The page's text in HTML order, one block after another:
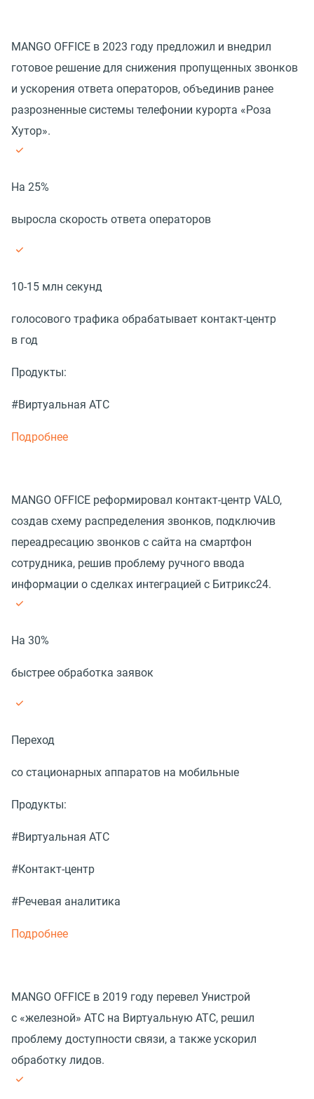
MANGO OFFICE в 2023 году предложил и внедрил
готовое решение для снижения пропущенных звонков
и ускорения ответа операторов, объединив ранее
разрозненные системы телефонии курорта «Роза
Хутор».
На 25%
выросла скорость ответа операторов
10-15 млн секунд
голосового трафика обрабатывает контакт-центр
в год
Продукты:
#Виртуальная АТС
Подробнее
MANGO OFFICE реформировал контакт-центр VALO,
создав схему распределения звонков, подключив
переадресацию звонков с сайта на смартфон
сотрудника, решив проблему ручного ввода
информации о сделках интеграцией с Битрикс24.
На 30%
быстрее обработка заявок
Переход
со стационарных аппаратов на мобильные
Продукты:
#Виртуальная АТС
#Контакт-центр
#Речевая аналитика
Подробнее
MANGO OFFICE в 2019 году перевел Унистрой
с «железной» АТС на Виртуальную АТС, решил
проблему доступности связи, а также ускорил
обработку лидов.